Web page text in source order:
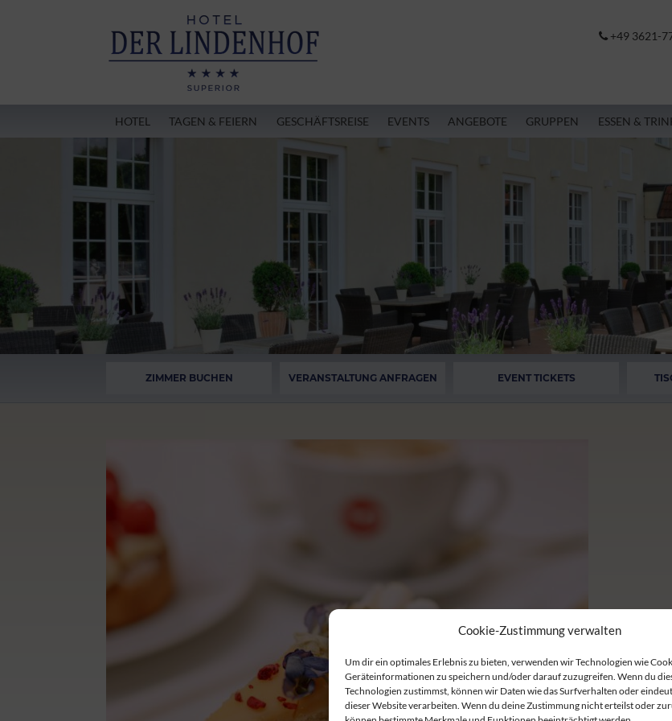
Cookie-Zustimmung verwalten
Um dir ein optimales Erlebnis zu bieten, verwenden wir Technologien wie
Geräteinformationen zu speichern und/oder darauf zuzugreifen. Wenn du
Technologien zustimmst, können wir Daten wie das Surfverhalten oder
dieser Website verarbeiten. Wenn du deine Zustimmung nicht erteilst oder
+49 3621-
HOTEL TAGEN & FEIERN GESCHÄFTSREISE EVENTS ANGEBOTE GRUPPEN ESSEN &
ZIMMER BUCHEN VERANSTALTUNG ANFRAGEN EVENT TICKETS